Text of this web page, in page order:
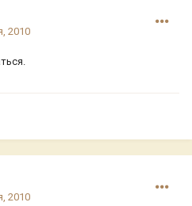
2010
2010